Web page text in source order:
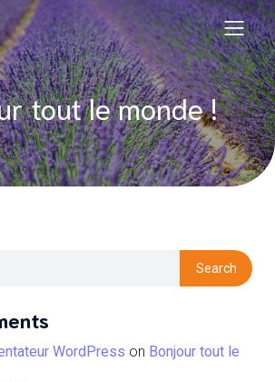
tout le monde !
Search
WordPress on Bonjour tout le